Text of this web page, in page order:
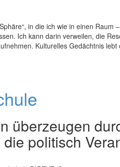
in die ich wie in einen Raum
Ich kann darin verweilen, die
Kulturelles Gedächtnis lebt
überzeugen
politisch